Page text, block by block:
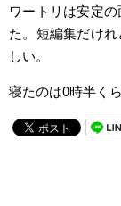
ワートリは安定
た。短編集だけ
しい。
寝たのは0時半く